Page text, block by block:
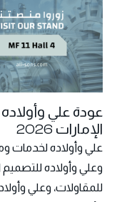
عودة علي
الإمارات 2026
علي وأولاده لخدمات
وعلي وأولاده للتصميم
للمقاولات، وعلي